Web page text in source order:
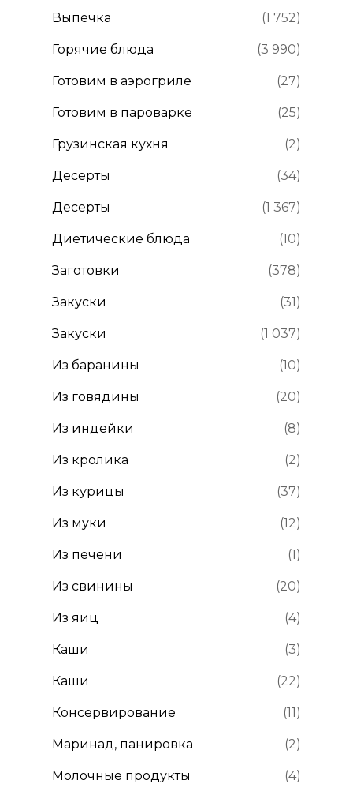
Выпечка (1 752)
Горячие блюда (3 990)
Готовим в аэрогриле (27)
Готовим в пароварке (25)
Грузинская кухня (2)
Десерты (34)
Десерты (1 367)
Диетические блюда (10)
Заготовки (378)
Закуски (31)
Закуски (1 037)
Из баранины (10)
Из говядины (20)
Из индейки (8)
Из кролика (2)
Из курицы (37)
Из муки (12)
Из печени (1)
Из свинины (20)
Из яиц (4)
Каши (3)
Каши (22)
Консервирование (11)
Маринад, панировка (2)
Молочные продукты (4)